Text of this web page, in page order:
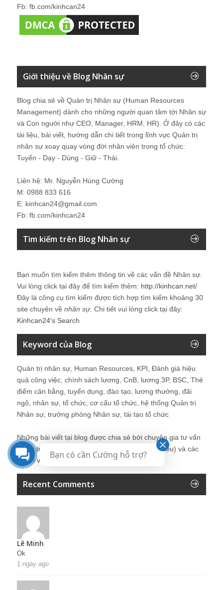
Fb: fb.com/kinhcan24
Giới thiệu về Blog Nhân sự
Blog chia sẻ về Quản trị Nhân sự (Human Resources
Management) dành cho những người quan tâm tới Nhân sự
và Con người như CEO, Manager, HRM, HR). Ở đây có các
tài liệu, bài viết, hướng dẫn chi tiết trong lĩnh vực Quản trị
nhân sự xoay quay vòng đời nhân viên trong tổ chức:
Tuyển - Dạy - Dùng - Giữ - Thải.
Liên hệ: Mr. Nguyễn Hùng Cường
M: 0988 833 616
E: kinhcan24@gmail.com
Fb: fb.com/kinhcan24
Tìm kiếm trên Blog Nhân sự
Bạn muốn tìm kiếm thêm thông tin về các vấn đề Nhân sự
Vui lòng click tại đây để tìm kiếm thêm: http://kinhcan.net/
Đây là công cụ tìm kiếm được tích hợp tìm kiếm khoảng 30
site chuyên về nhân sự. Chi tiết vui lòng click tại đây:
Kinhcan24′s Search
Keyword của Blog
Quản trị nhân sự, Human Resources, KPI, Đánh giá hiệu
quả công việc, chính sách lương, CnB, lương 3P, BSC, Thẻ
điểm cân bằng, tuyển dụng, đào tạo, lương thưởng, đãi
ngộ, nhân sự, tổ chức, cơ cấu tổ chức, hệ thống Quản trị
Nhân sự, trưởng phòng Nhân sự, tái tạo tổ chức
Những bài viết tại blog được chia sẻ bởi chuyên gia tư vấn
Quản trị Nhân sự Nguyễn Hùng Cường (
giới thiệu) và các
thành viên khác trong cộng đồng Nhân sự.
Recent Comments
Lê Minh
Ok
1 ngày ago
Bạn có cần Cường hỗ trợ?